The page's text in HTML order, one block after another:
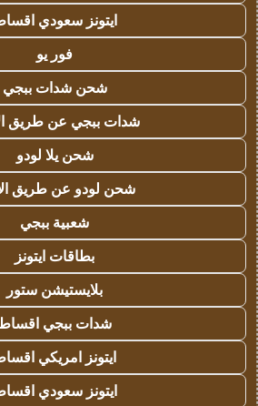
ايتونز سعودي
فور يو
شحن شدات ببجي
شدات ببجي عن طريق
شحن يلا لودو
شحن لودو عن طريق
شعبية ببجي
بطاقات ايتونز
بلايستيشن ستور
شدات ببجي
ايتونز امريكي
ايتونز سعودي